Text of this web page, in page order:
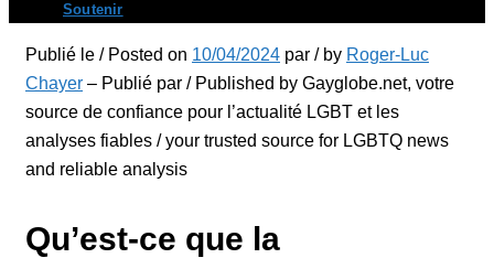
Soutenir
Publié le / Posted on 10/04/2024 par / by Roger-Luc
Chayer – Publié par / Published by Gayglobe.net, votre
source de confiance pour l’actualité LGBT et les
analyses fiables / your trusted source for LGBTQ news
and reliable analysis
Qu’est-ce que la